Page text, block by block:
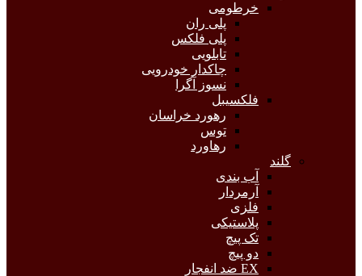
خرطومی
پلی ران
پلی فلکس
تابلویی
چاکدار خودرویی
نسوز آگرا
فلکسیبل
رهورد خراسان
توس
رهاورد
گلند
آب بندی
آرمردار
فلزی
پلاستیکی
تک پیچ
دو پیچ
EX ضد انفجار